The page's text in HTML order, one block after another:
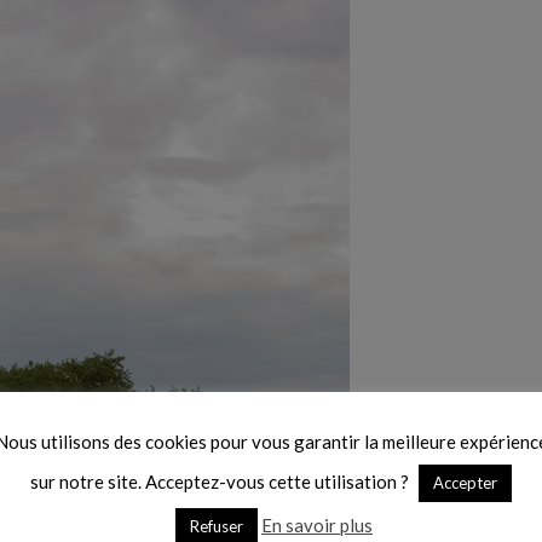
utilisons des cookies pour vous garantir la meilleure
sur notre site. Acceptez-vous cette utilisation ?
Accepter
Refuser En savoir plus